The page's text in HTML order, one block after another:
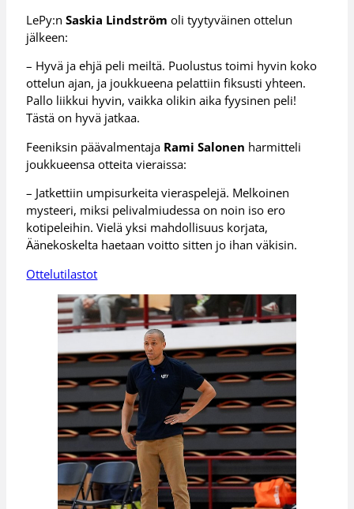
LePy:nSaskia Lindström oli tyytyväinen ottelun
jälkeen:
– Hyvä ja ehjä peli meiltä. Puolustus toimi hyvin koko
ottelun ajan, ja joukkueena pelattiin fiksusti yhteen.
Pallo liikkui hyvin, vaikka olikin aika fyysinen peli!
Tästä on hyvä jatkaa.
Feeniksin päävalmentaja Rami Salonen harmitteli
joukkueensa otteita vieraissa:
– Jatkettiin umpisurkeita vieraspelejä. Melkoinen
mysteeri, miksi pelivalmiudessa on noin iso ero
kotipeleihin. Vielä yksi mahdollisuus korjata,
Äänekoskelta haetaan voitto sitten jo ihan väkisin.
Ottelutilastot